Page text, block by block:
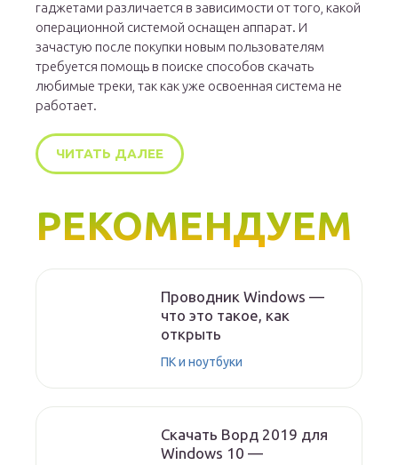
гаджетами различается в зависимости от того, какой
операционной системой оснащен аппарат. И
зачастую после покупки новым пользователям
требуется помощь в поиске способов скачать
любимые треки, так как уже освоенная система не
работает.
ЧИТАТЬ ДАЛЕЕ
РЕКОМЕНДУЕМ
Проводник Windows —
что это такое, как
открыть
ПК и ноутбуки
Скачать Ворд 2019 для
Windows 10 —